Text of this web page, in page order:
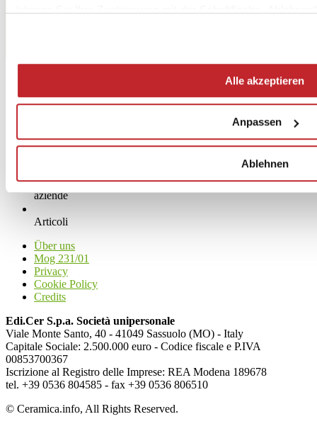
Alle akzeptieren
Anpassen
Ablehnen
News
aziende
Articoli
Über uns
Mog 231/01
Privacy
Cookie Policy
Credits
Edi.Cer S.p.a. Società unipersonale
Viale Monte Santo, 40 - 41049 Sassuolo (MO) - Italy
Capitale Sociale: 2.500.000 euro - Codice fiscale e P.IVA
00853700367
Iscrizione al Registro delle Imprese: REA Modena 189678
tel. +39 0536 804585 - fax +39 0536 806510
© Ceramica.info, All Rights Reserved.